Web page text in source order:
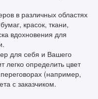
в различных областях
красок, ткани,
вдохновения для
для себя и Вашего
легко определить цвет
(например,
с заказчиком.